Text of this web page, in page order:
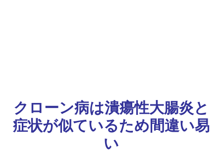
クローン病は潰瘍性大腸炎と
症状が似ているため間違い易
い